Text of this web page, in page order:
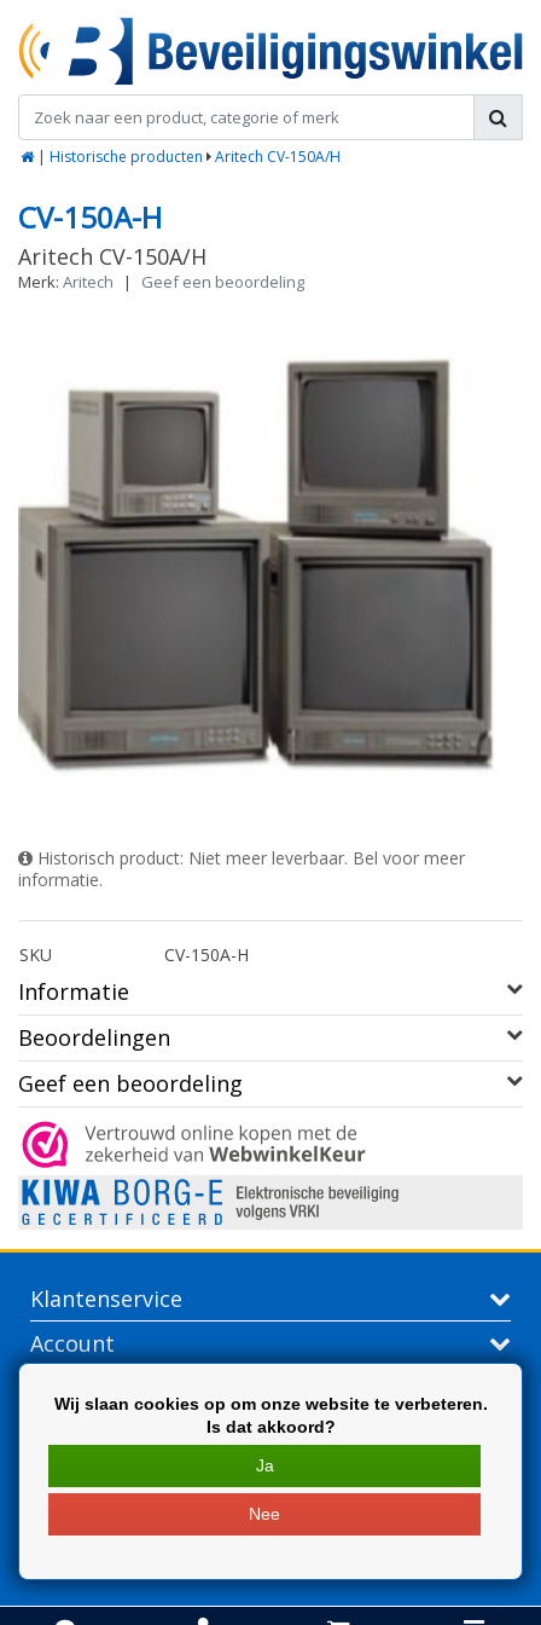
| Historische producten Aritech CV-150A/H
CV-150A-H
Aritech CV-150A/H
Merk: Aritech | Geef een beoordeling
Historisch product: Niet meer leverbaar. Bel voor meer
informatie.
SKU CV-150A-H
Informatie
Beoordelingen
Geef een beoordeling
Klantenservice
Account
Wij slaan cookies op om onze website te verbeteren.
Is dat akkoord?
Ja
Nee